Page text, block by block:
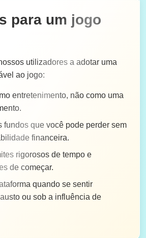
para um jogo
utilizadores a adotar uma
ao jogo:
entretenimento, não como uma
fundos que você pode perder sem
financeira.
rigorosos de tempo e
de começar.
quando se sentir
ou sob a influência de